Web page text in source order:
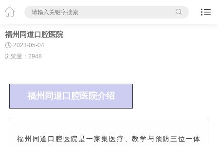
  
福州同道口腔医院
 2023-05-04
浏览量：2948
福州同道口腔医院介绍
福州同道口腔医院是一家集医疗、教学与预防三位一体